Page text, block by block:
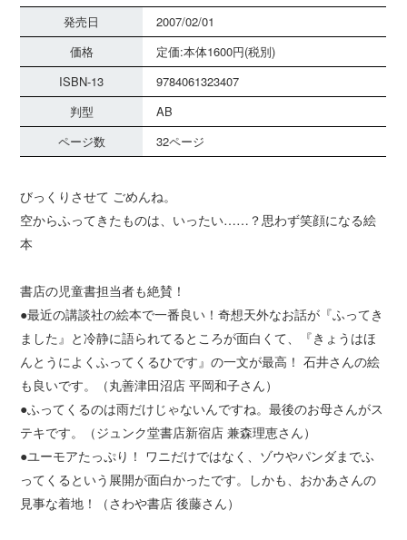
発売日
2007/02/01
価格
定価:本体1600円(税別)
ISBN-13
9784061323407
判型
AB
ページ数
32ページ
びっくりさせて ごめんね。
空からふってきたものは、いったい……？思わず笑顔になる絵
本
書店の児童書担当者も絶賛！
●最近の講談社の絵本で一番良い！奇想天外なお話が『ふってき
ました』と冷静に語られてるところが面白くて、『きょうはほ
んとうによくふってくるひです』の一文が最高！ 石井さんの絵
も良いです。（丸善津田沼店 平岡和子さん）
●ふってくるのは雨だけじゃないんですね。最後のお母さんがス
テキです。（ジュンク堂書店新宿店 兼森理恵さん）
●ユーモアたっぷり！ ワニだけではなく、ゾウやパンダまでふ
ってくるという展開が面白かったです。しかも、おかあさんの
見事な着地！（さわや書店 後藤さん）